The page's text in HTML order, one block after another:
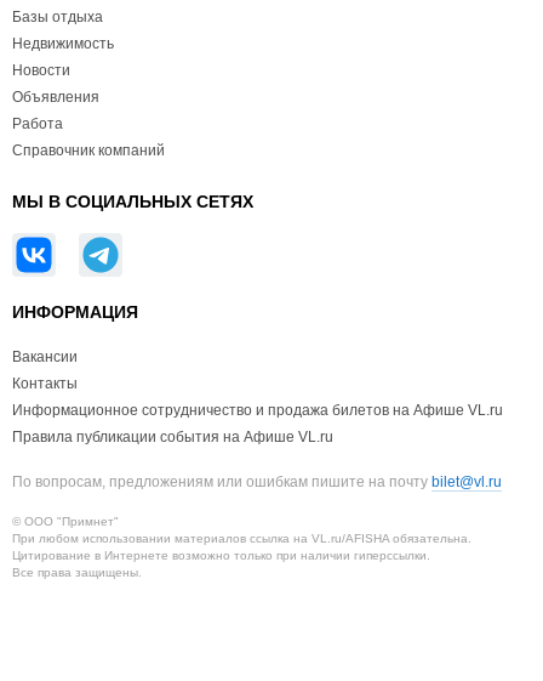
Базы отдыха
Недвижимость
Новости
Объявления
Работа
Справочник компаний
МЫ В СОЦИАЛЬНЫХ СЕТЯХ
ИНФОРМАЦИЯ
Вакансии
Контакты
Информационное сотрудничество и продажа билетов на Афише VL.ru
Правила публикации события на Афише VL.ru
По вопросам, предложениям или ошибкам пишите на почту bilet@vl.ru
© ООО "Примнет"
При любом использовании материалов ссылка на VL.ru/AFISHA обязательна.
Цитирование в Интернете возможно только при наличии гиперссылки.
Все права защищены.